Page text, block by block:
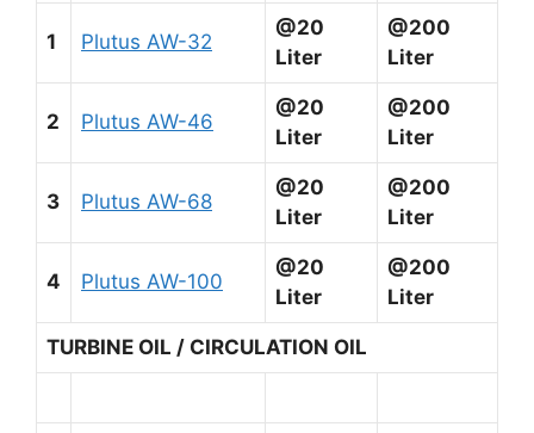
1 Plutus AW-32
@20
Liter
@200
Liter
2 Plutus AW-46
@20
Liter
@200
Liter
3 Plutus AW-68
@20
Liter
@200
Liter
4 Plutus AW-100
@20
Liter
@200
Liter
TURBINE OIL / CIRCULATION OIL